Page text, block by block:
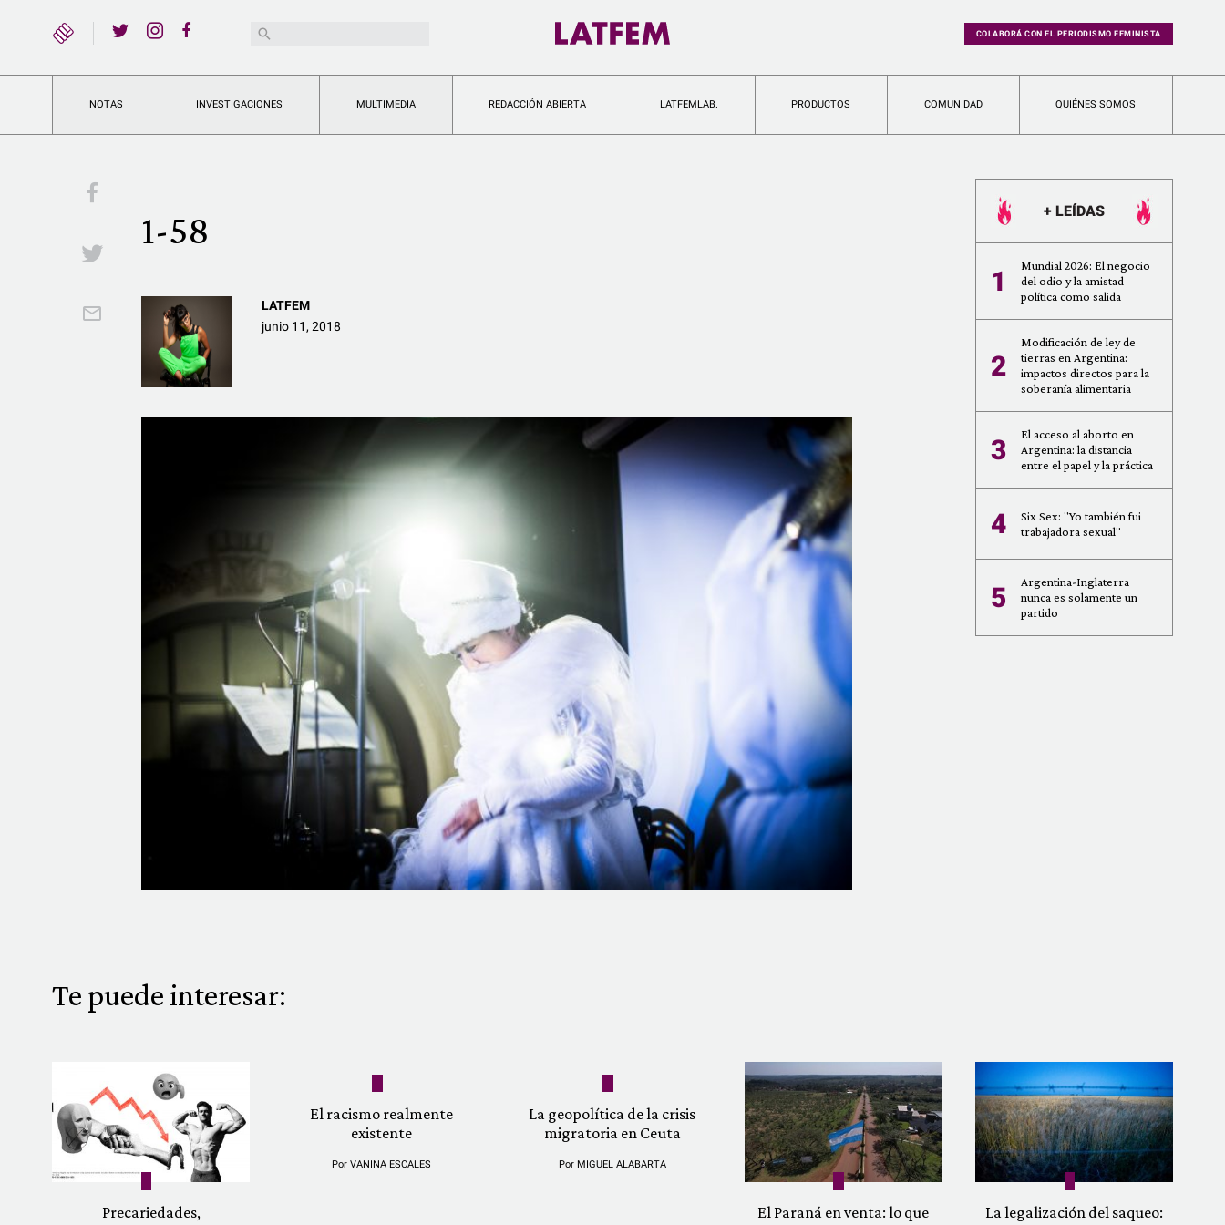
YouTubeBuscar: COLABORÁ CON EL PERIODISMO FEMINISTA
NOTAS INVESTIGACIONES MULTIMEDIA REDACCIÓN ABIERTA LATFEMLAB. PRODUCTOS COMUNIDAD QUIÉNES SOMOS
1-58
LATFEM
junio 11, 2018
+ LEÍDAS
1
Mundial 2026: El negocio
del odio y la amistad
política como salida
2
Modificación de ley de
tierras en Argentina:
impactos directos para la
soberanía alimentaria
3
El acceso al aborto en
Argentina: la distancia
entre el papel y la práctica
4
Six Sex: "Yo también fui
trabajadora sexual"
5
Argentina-Inglaterra
nunca es solamente un
partido
Te puede interesar:
Precariedades,
El racismo realmente
existente
PorVANINA ESCALES
La geopolítica de la crisis
migratoria en Ceuta
Por MIGUEL ALABARTA
El Paraná en venta: lo que
La legalización del saqueo: